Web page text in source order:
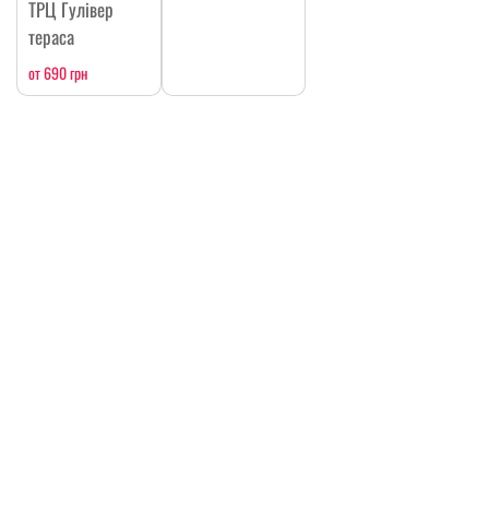
ТРЦ Гулівер
тераса
от 690 грн